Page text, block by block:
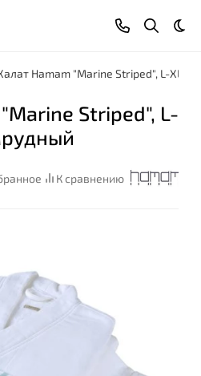
Hamam "Marine Striped", L-XL,
Striped", L-
К сравнению